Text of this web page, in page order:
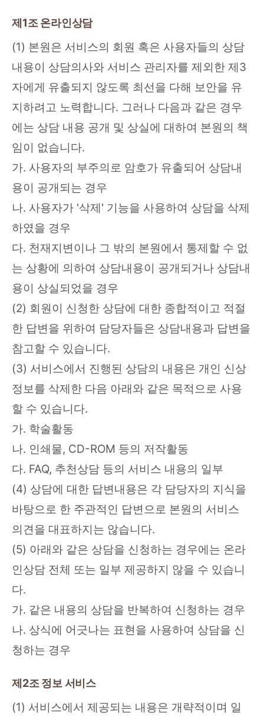
제1조 온라인상담
(1) 본원은 서비스의 회원 혹은 사용자들의 상담
내용이 상담의사와 서비스 관리자를 제외한 제3
자에게 유출되지 않도록 최선을 다해 보안을 유
지하려고 노력합니다. 그러나 다음과 같은 경우
에는 상담 내용 공개 및 상실에 대하여 본원의 책
임이 없습니다.
가. 사용자의 부주의로 암호가 유출되어 상담내
용이 공개되는 경우
나. 사용자가 '삭제' 기능을 사용하여 상담을 삭제
하였을 경우
다. 천재지변이나 그 밖의 본원에서 통제할 수 없
는 상황에 의하여 상담내용이 공개되거나 상담내
용이 상실되었을 경우
(2) 회원이 신청한 상담에 대한 종합적이고 적절
한 답변을 위하여 담당자들은 상담내용과 답변을
참고할 수 있습니다.
(3) 서비스에서 진행된 상담의 내용은 개인 신상
정보를 삭제한 다음 아래와 같은 목적으로 사용
할 수 있습니다.
가. 학술활동
나. 인쇄물, CD-ROM 등의 저작활동
다. FAQ, 추천상담 등의 서비스 내용의 일부
(4) 상담에 대한 답변내용은 각 담당자의 지식을
바탕으로 한 주관적인 답변으로 본원의 서비스
의견을 대표하지는 않습니다.
(5) 아래와 같은 상담을 신청하는 경우에는 온라
인상담 전체 또는 일부 제공하지 않을 수 있습니
다.
가. 같은 내용의 상담을 반복하여 신청하는 경우
나. 상식에 어긋나는 표현을 사용하여 상담을 신
청하는 경우
제2조 정보 서비스
(1) 서비스에서 제공되는 내용은 개략적이며 일